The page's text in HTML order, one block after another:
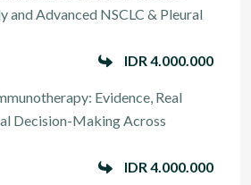
and Advanced NSCLC & Pleural
IDR 4.000.000
Evidence, Real
Decision-Making Across
IDR 4.000.000